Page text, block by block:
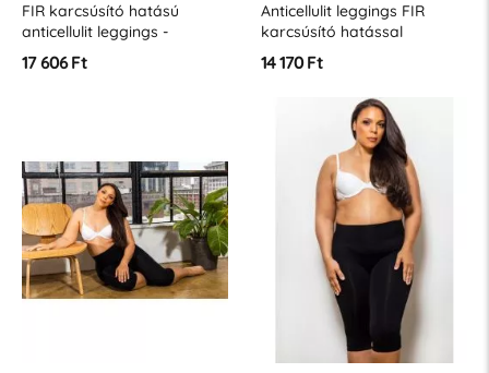
FIR karcsúsító hatású
anticellulit leggings -
&quot;XL&quot; méret
17 606 Ft
Anticellulit leggings FIR
karcsúsító hatással
14 170 Ft